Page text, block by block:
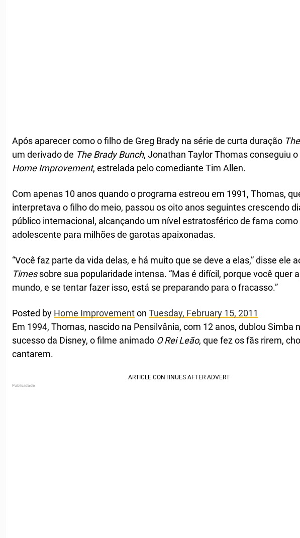
Após aparecer como o filho de Greg Brady na série de curta duração
um derivado de The Brady Bunch, Jonathan Taylor Thomas conseguiu
Home Improvement, estrelada pelo comediante Tim Allen.
Com apenas 10 anos quando o programa estreou em 1991, Thomas,
interpretava o filho do meio, passou os oito anos seguintes crescendo
público internacional, alcançando um nível estratosférico de fama como
adolescente para milhões de garotas apaixonadas.
“Você faz parte da vida delas, e há muito que se deve a elas,” disse ele
Timessobre sua popularidade intensa. “Mas é difícil, porque você quer
mundo, e se tentar fazer isso, está se preparando para o fracasso.”
Posted by Home Improvementon Tuesday, February 15, 2011
Em 1994, Thomas, nascido na Pensilvânia, com 12 anos, dublou Simba
sucesso da Disney, o filme animado O Rei Leão, que fez os fãs rirem,
cantarem.